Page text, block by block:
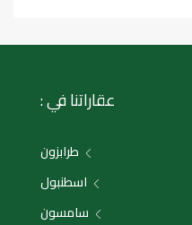
عقاراتنا في :
طرابزون
اسطنبول
سامسون